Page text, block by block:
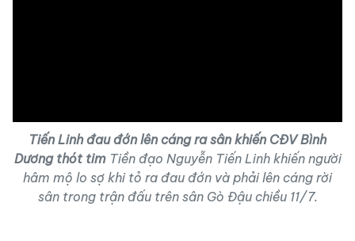
Tiến Linh đau đớn lên cáng ra sân khiến CĐV Bình
Dương thót timTiền đạo Nguyễn Tiến Linh khiến người
hâm mộ lo sợ khi tỏ ra đau đớn và phải lên cáng rời
sân trong trận đấu trên sân Gò Đậu chiều 11/7.